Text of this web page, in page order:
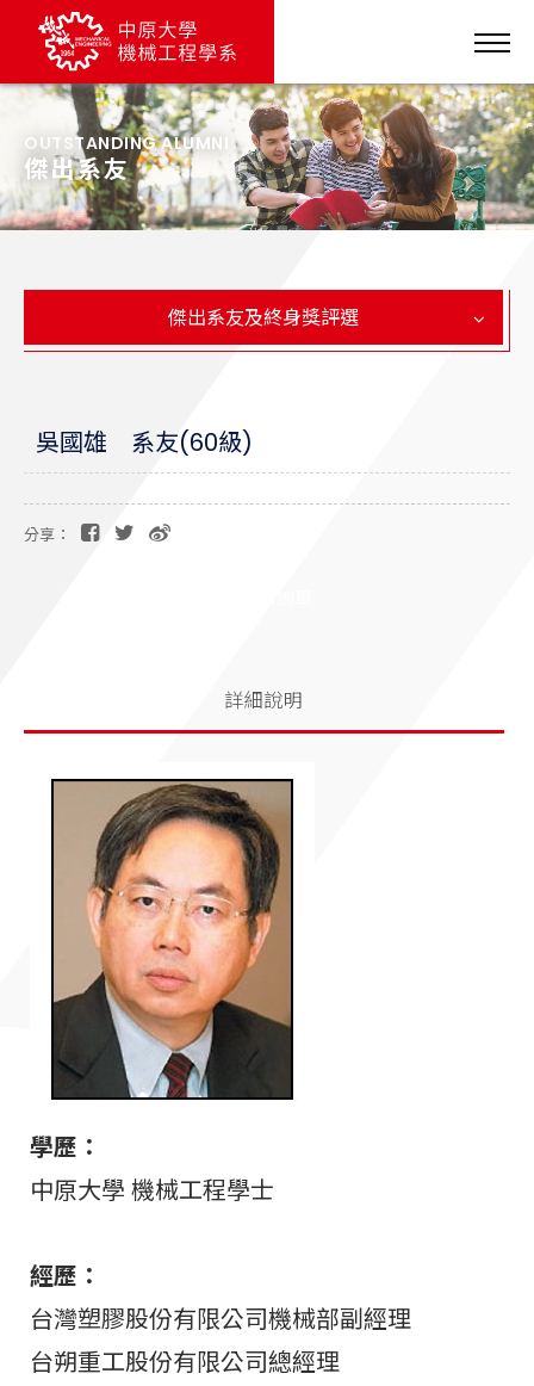
OUTSTANDING ALUMNI
傑出系友
傑出系友及終身獎評選
吳國雄 系友(60級)
分享：
詳細說明
學歷：
中原大學 機械工程學士
經歷：
台灣塑膠股份有限公司機械部副經理
台朔重工股份有限公司總經理